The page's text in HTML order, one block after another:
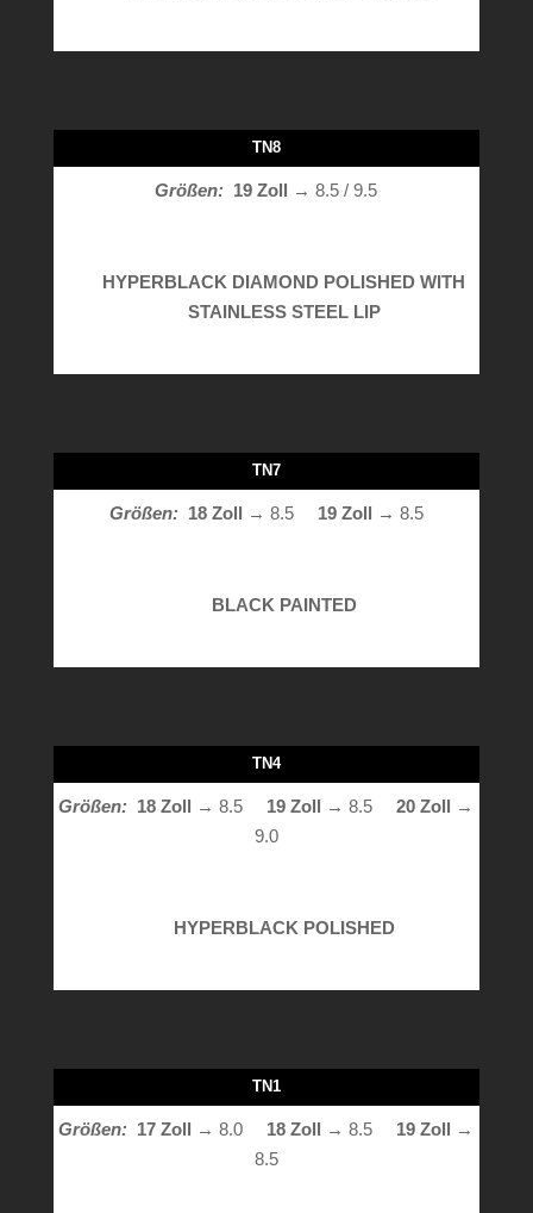
TN8
Größen: 19 Zoll →8.5 / 9.5
HYPERBLACK DIAMOND POLISHED WITH
STAINLESS STEEL LIP
TN7
Größen: 18 Zoll → 8.5 19 Zoll → 8.5
BLACK PAINTED
TN4
Größen: 18 Zoll → 8.5 19 Zoll →8.520 Zoll →
9.0
HYPERBLACK POLISHED
TN1
Größen: 17 Zoll → 8.0 18 Zoll →8.5 19 Zoll →
8.5